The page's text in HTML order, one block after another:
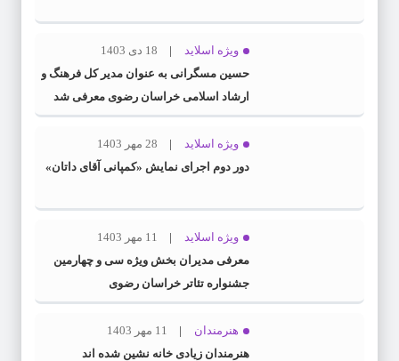
ویژه اسلاید
18 دی 1403
حسین مسگرانی به عنوان مدیر کل فرهنگ و
ارشاد اسلامی خراسان رضوی معرفی شد
ویژه اسلاید
28 مهر 1403
دور دوم اجرای نمایش «کمپانی آقای داتان»
ویژه اسلاید
11 مهر 1403
معرفی مدیران بخش ویژه سی و چهارمین
جشنواره تئاتر خراسان رضوی
هنرمندان
11 مهر 1403
هنرمندان زیادی خانه نشین شده اند